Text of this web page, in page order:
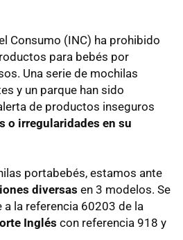
Consumo (INC) ha prohibido
para bebés por
Una serie de mochilas
y un parque han sido
de productos inseguros
o irregularidades en su
portabebés, estamos ante
diversas en 3 modelos. Se
la referencia 60203 de la
Inglés con referencia 918 y